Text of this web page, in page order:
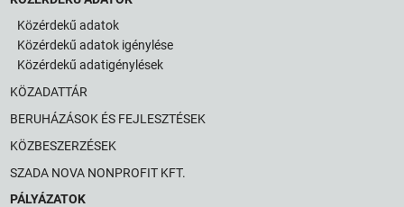
Közérdekű adatok
Közérdekű adatok igénylése
Közérdekű adatigénylések
KÖZADATTÁR
BERUHÁZÁSOK ÉS FEJLESZTÉSEK
KÖZBESZERZÉSEK
SZADA NOVA NONPROFIT KFT.
PÁLYÁZATOK